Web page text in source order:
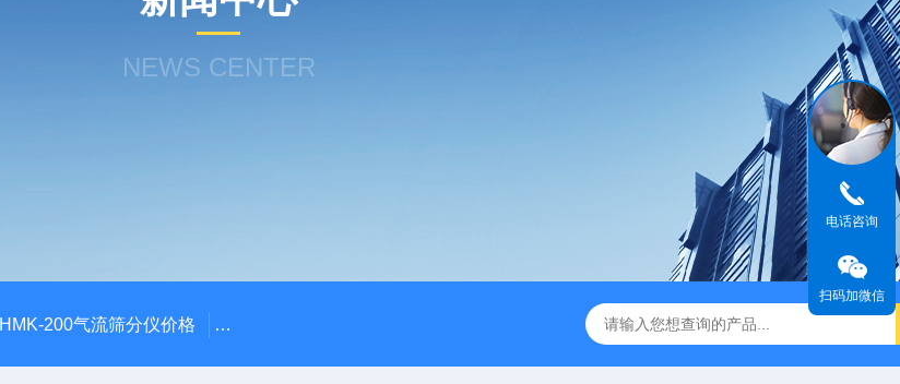
NEWS CENTER
HMK-200气流筛分仪价格 HMK-200空气喷射筛alpine HMK-200200LS-N空气喷射筛 HMK-200e200ls气流
电话咨询
扫码加微信